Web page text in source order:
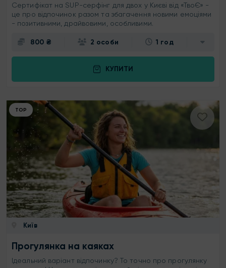
Сертифікат на SUP-серфінг для двох у Києві від «ТвоЄ» -
це про відпочинок разом та збагачення новими емоціями
- позитивними, драйвовими, особливими.
800 ₴ 2 особи 1 год
КУПИТИ
ТОР
Київ
Прогулянка на каяках
Ідеальний варіант відпочинку? То точно про прогулянку